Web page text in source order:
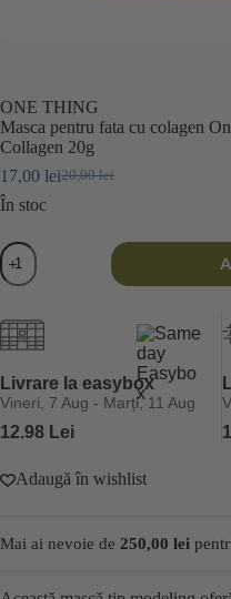
ONE THING
Masca pentru fata cu colagen
Collagen 20g
20,00lei
Prețul
17,00 leiPrețul
17,00 lei.
În stoc
Cantitate
Masca
pentru
cu
colagen
Thing
Modeling
Collagen
Livrare la easybox
Vineri, 7 Aug - Marți, 11 Aug
12.98 Lei
Adaugă în wishlist
Mai ai nevoie de 250,00 lei